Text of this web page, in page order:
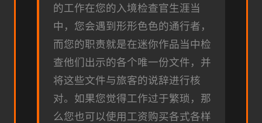
的工作在您的入境检查官生涯当
中，您会遇到形形色色的通行者，
而您的职责就是在迷你作品当中检
查他们出示的各个唯一份文件，并
将这些文件与旅客的说辞进行核
对。如果您觉得工作过于繁琐，那
么您也可以使用工资购买各式各样